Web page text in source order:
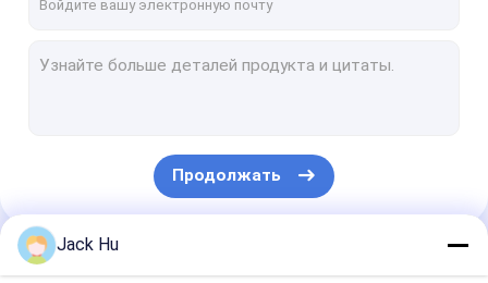
Продолжать
Наши Категории
Jack Hu